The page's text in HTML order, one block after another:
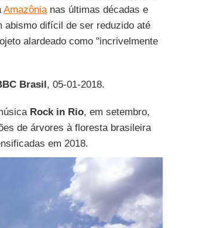
Amazônianas últimas décadas e
abismo difícil de ser reduzido até
alardeado como "incrivelmente
Brasil, 05-01-2018.
Rock in Rio, em setembro,
de árvores à floresta brasileira
em 2018.